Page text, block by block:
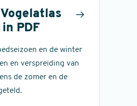
PDF
en de winter
en verspreiding van
de zomer en de